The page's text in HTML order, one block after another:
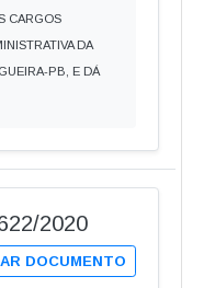
CARGOS
DA
PB, E DÁ
2020
DOCUMENTO